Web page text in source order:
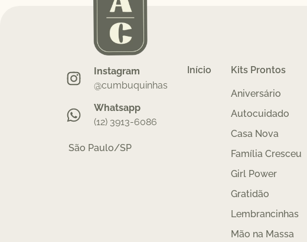
Instagram
@cumbuquinhas
Whatsapp
(12) 3913-6086
São Paulo/SP
Início Kits Prontos
Aniversário
Autocuidado
Casa Nova
Família Cresceu
Girl Power
Gratidão
Lembrancinhas
Mão na Massa